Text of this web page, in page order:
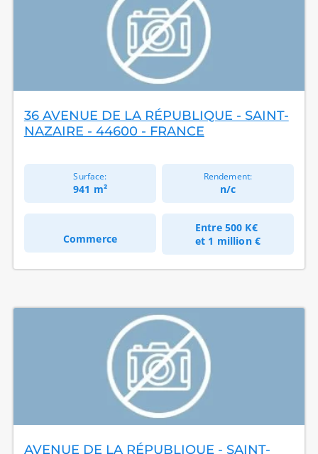
36 AVENUE DE LA RÉPUBLIQUE - SAINT-
NAZAIRE - 44600 - FRANCE
Surface:
941 m²
Rendement:
n/c
Commerce
Entre 500 K€
et 1 million €
AVENUE DE LA RÉPUBLIQUE - SAINT-